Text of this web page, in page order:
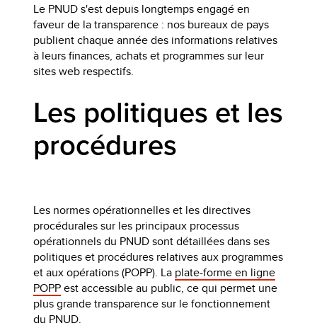
Le PNUD s'est depuis longtemps engagé en
faveur de la transparence : nos bureaux de pays
publient chaque année des informations relatives
à leurs finances, achats et programmes sur leur
sites web respectifs.
Les politiques et les
procédures
Les normes opérationnelles et les directives
procédurales sur les principaux processus
opérationnels du PNUD sont détaillées dans ses
politiques et procédures relatives aux programmes
et aux opérations (POPP). La plate-forme en ligne
POPPest accessible au public, ce qui permet une
plus grande transparence sur le fonctionnement
du PNUD.